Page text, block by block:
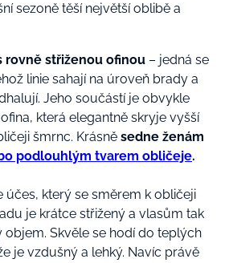
sezoně těší největší oblibě a
rovně střiženou ofinou – jedná se
linie sahají na úroveň brady a
Jeho součástí je obvykle
která elegantně skryje vyšší
šmrnc. Krásně sedne ženám
podlouhlým tvarem obličeje.
účes, který se směrem k obličeji
je krátce střižený a vlasům tak
objem. Skvěle se hodí do teplých
je vzdušný a lehký. Navíc právě